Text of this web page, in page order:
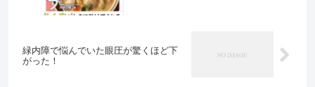
緑内障で悩んでいた眼圧が驚くほど下
がった！